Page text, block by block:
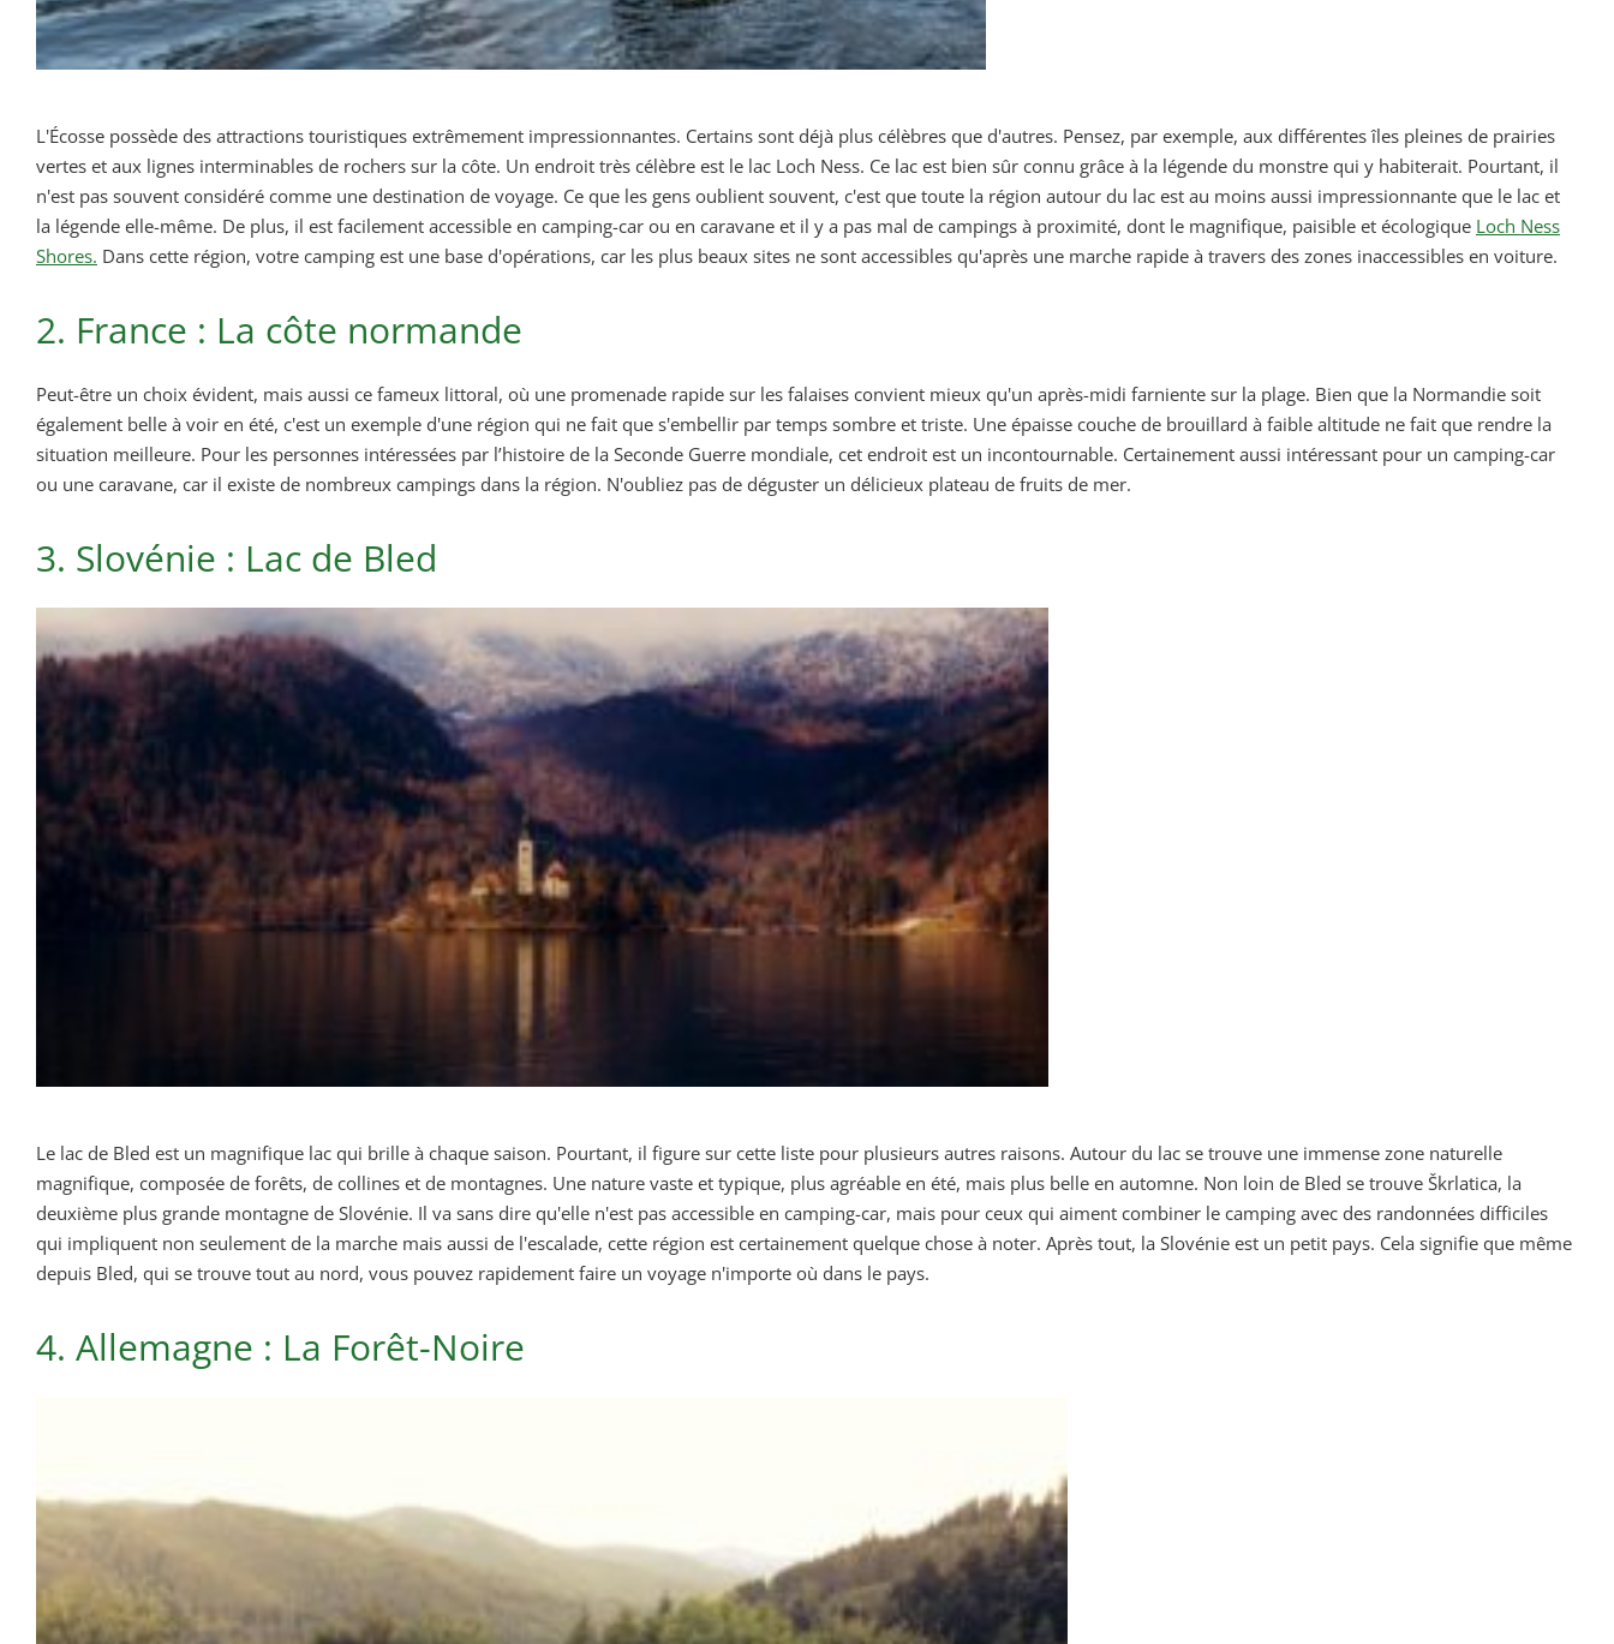
L'Écosse possède des attractions touristiques extrêmement impressionnantes. Certains sont déjà plus célèbres que d'autres. Pensez, par exemple, aux différentes îles pleines de prairies
vertes et aux lignes interminables de rochers sur la côte. Un endroit très célèbre est le lac Loch Ness. Ce lac est bien sûr connu grâce à la légende du monstre qui y habiterait. Pourtant, il
n'est pas souvent considéré comme une destination de voyage. Ce que les gens oublient souvent, c'est que toute la région autour du lac est au moins aussi impressionnante que le lac et
la légende elle-même. De plus, il est facilement accessible en camping-car ou en caravane et il y a pas mal de campings à proximité, dont le magnifique, paisible et écologique Loch Ness
Shores. Dans cette région, votre camping est une base d'opérations, car les plus beaux sites ne sont accessibles qu'après une marche rapide à travers des zones inaccessibles en voiture.
2. France : La côte normande
Peut-être un choix évident, mais aussi ce fameux littoral, où une promenade rapide sur les falaises convient mieux qu'un après-midi farniente sur la plage. Bien que la Normandie soit
également belle à voir en été, c'est un exemple d'une région qui ne fait que s'embellir par temps sombre et triste. Une épaisse couche de brouillard à faible altitude ne fait que rendre la
situation meilleure. Pour les personnes intéressées par l’histoire de la Seconde Guerre mondiale, cet endroit est un incontournable. Certainement aussi intéressant pour un camping-car
ou une caravane, car il existe de nombreux campings dans la région. N'oubliez pas de déguster un délicieux plateau de fruits de mer.
3. Slovénie : Lac de Bled
Le lac de Bled est un magnifique lac qui brille à chaque saison. Pourtant, il figure sur cette liste pour plusieurs autres raisons. Autour du lac se trouve une immense zone naturelle
magnifique, composée de forêts, de collines et de montagnes. Une nature vaste et typique, plus agréable en été, mais plus belle en automne. Non loin de Bled se trouve Škrlatica, la
deuxième plus grande montagne de Slovénie. Il va sans dire qu'elle n'est pas accessible en camping-car, mais pour ceux qui aiment combiner le camping avec des randonnées difficiles
qui impliquent non seulement de la marche mais aussi de l'escalade, cette région est certainement quelque chose à noter. Après tout, la Slovénie est un petit pays. Cela signifie que même
depuis Bled, qui se trouve tout au nord, vous pouvez rapidement faire un voyage n'importe où dans le pays.
4. Allemagne : La Forêt-Noire